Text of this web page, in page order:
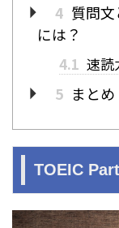
4 質問
には？
4.1 速読
5 まとめ
TOEIC